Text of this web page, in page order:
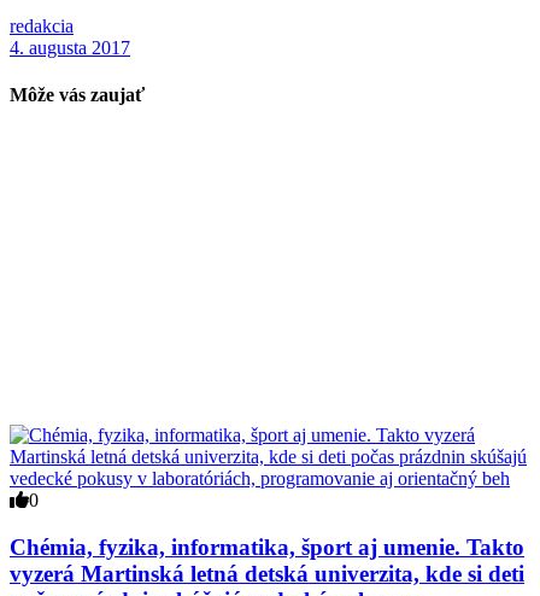
redakcia
4. augusta 2017
Môže vás zaujať
0
Chémia, fyzika, informatika, šport aj umenie. Takto
vyzerá Martinská letná detská univerzita, kde si deti